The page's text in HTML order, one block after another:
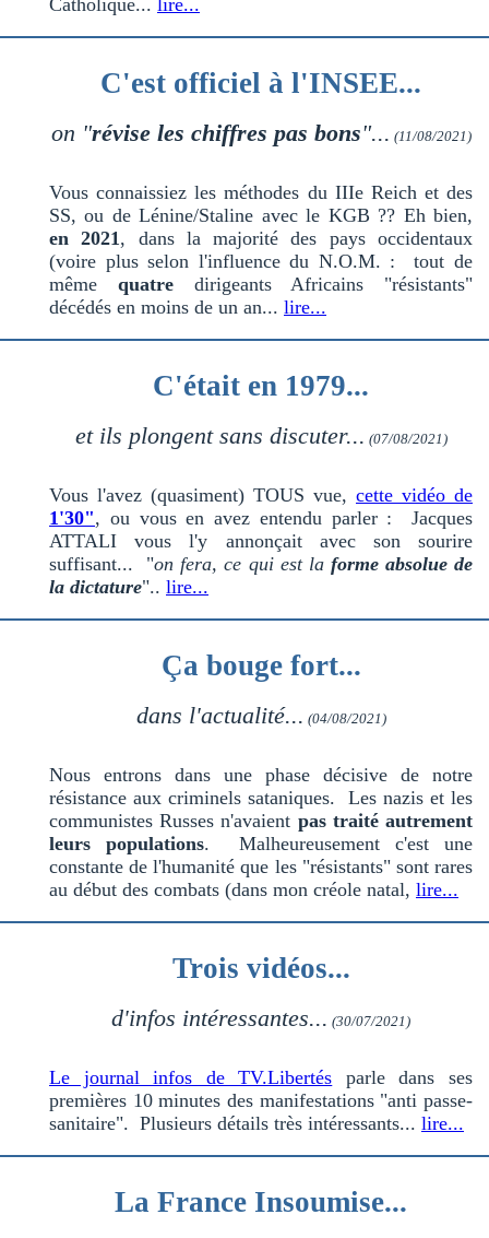
C'est officiel à l'INSEE...
on "révise les chiffres pas bons"... (11/08/2021)
Vous connaissiez les méthodes du IIIe Reich et des
SS, ou de Lénine/Staline avec le KGB ?? Eh bien,
en 2021 , dans la majorité des pays occidentaux
(voire plus selon l'influence du N.O.M. : tout de
même quatredirigeants Africains "résistants"
décédés en moins de un an... lire...
C'était en 1979...
et ils plongent sans discuter... (07/08/2021)
Vous l'avez (quasiment) TOUS vue, cette vidéo de
1'30", ou vous en avez entendu parler : Jacques
ATTALI vous l'y annonçait avec son sourire
suffisant... "on fera, ce qui est la forme absolue de
la dictature".. lire...
Ça bouge fort...
dans l'actualité... (04/08/2021)
Nous entrons dans une phase décisive de notre
résistance aux criminels sataniques. Les nazis et les
communistes Russes n'avaient pas traité autrement
leurs populations. Malheureusement c'est une
constante de l'humanité que les "résistants" sont rares
au début des combats (dans mon créole natal, lire...
Trois vidéos...
d'infos intéressantes... (30/07/2021)
Le journal infos de TV.Libertés parle dans ses
premières 10 minutes des manifestations "anti passe-
sanitaire". Plusieurs détails très intéressants... lire...
La France Insoumise...